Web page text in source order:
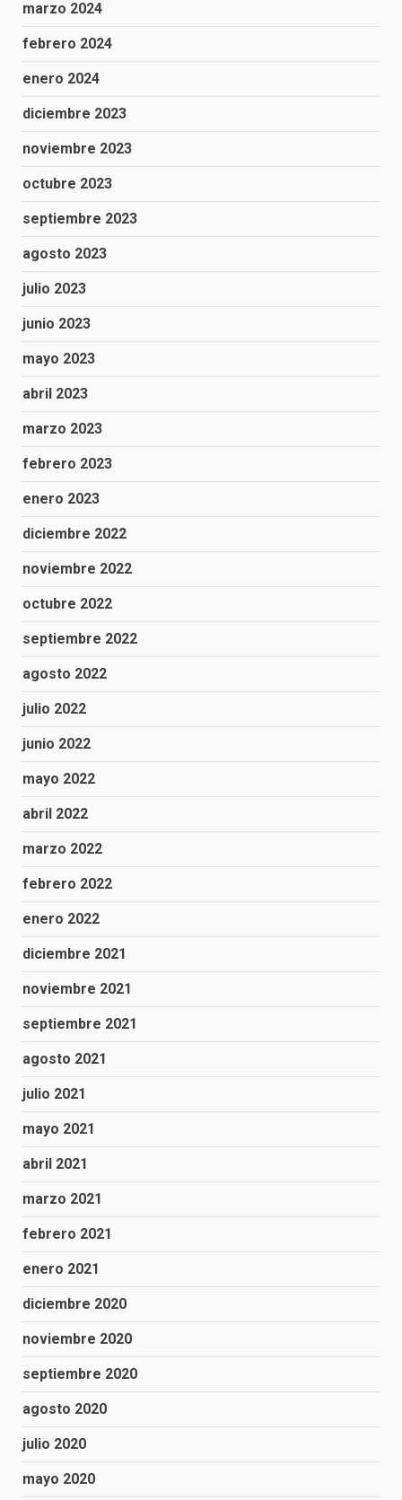
marzo 2024
febrero 2024
enero 2024
diciembre 2023
noviembre 2023
octubre 2023
septiembre 2023
agosto 2023
julio 2023
junio 2023
mayo 2023
abril 2023
marzo 2023
febrero 2023
enero 2023
diciembre 2022
noviembre 2022
octubre 2022
septiembre 2022
agosto 2022
julio 2022
junio 2022
mayo 2022
abril 2022
marzo 2022
febrero 2022
enero 2022
diciembre 2021
noviembre 2021
septiembre 2021
agosto 2021
julio 2021
mayo 2021
abril 2021
marzo 2021
febrero 2021
enero 2021
diciembre 2020
noviembre 2020
septiembre 2020
agosto 2020
julio 2020
mayo 2020